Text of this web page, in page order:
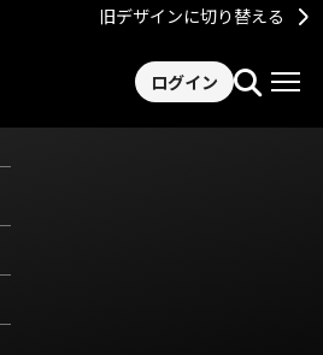
旧デザインに切り替える
ログイン